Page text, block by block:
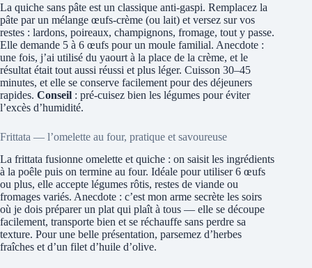
La quiche sans pâte est un classique anti-gaspi. Remplacez la
pâte par un mélange œufs-crème (ou lait) et versez sur vos
restes : lardons, poireaux, champignons, fromage, tout y passe.
Elle demande 5 à 6 œufs pour un moule familial. Anecdote :
une fois, j’ai utilisé du yaourt à la place de la crème, et le
résultat était tout aussi réussi et plus léger. Cuisson 30–45
minutes, et elle se conserve facilement pour des déjeuners
rapides. Conseil : pré-cuisez bien les légumes pour éviter
l’excès d’humidité.
Frittata — l’omelette au four, pratique et savoureuse
La frittata fusionne omelette et quiche : on saisit les ingrédients
à la poêle puis on termine au four. Idéale pour utiliser 6 œufs
ou plus, elle accepte légumes rôtis, restes de viande ou
fromages variés. Anecdote : c’est mon arme secrète les soirs
où je dois préparer un plat qui plaît à tous — elle se découpe
facilement, transporte bien et se réchauffe sans perdre sa
texture. Pour une belle présentation, parsemez d’herbes
fraîches et d’un filet d’huile d’olive.